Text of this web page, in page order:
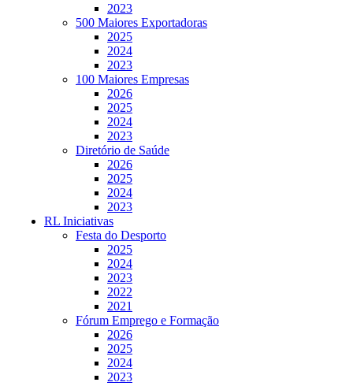
2023
500 Maiores Exportadoras
2025
2024
2023
100 Maiores Empresas
2026
2025
2024
2023
Diretório de Saúde
2026
2025
2024
2023
RL Iniciativas
Festa do Desporto
2025
2024
2023
2022
2021
Fórum Emprego e Formação
2026
2025
2024
2023